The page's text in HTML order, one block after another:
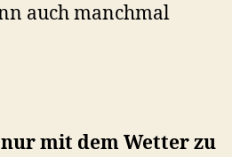
auch manchmal
mit dem Wetter zu